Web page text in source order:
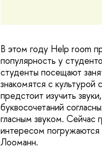
В этом году Help room
популярность у
студенты посещают
знакомятся с культурой
предстоит изучить
буквосочетаний
гласным звуком.
интересом
Лооманн.